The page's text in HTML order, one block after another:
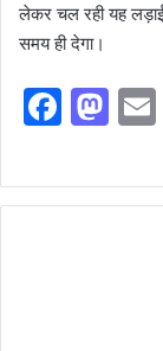
लेकर चल रही यह
समय ही देगा।
F
c
e
M
st
o